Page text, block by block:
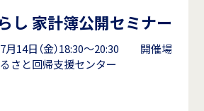
し 家計簿公開セミナー
7月14日（金）18:30～20:30 開催場
るさと回帰支援センター